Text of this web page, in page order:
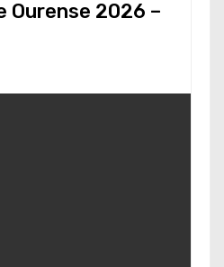
Ourense 2026 –